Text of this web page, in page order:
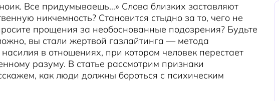
Все придумываешь…» Слова близких заставляют
никчемность? Становится стыдно за то, чего не
прощения за необоснованные подозрения? Будьте
вы стали жертвой газлайтинга — метода
в отношениях, при котором человек перестает
разуму. В статье рассмотрим признаки
как люди должны бороться с психическим